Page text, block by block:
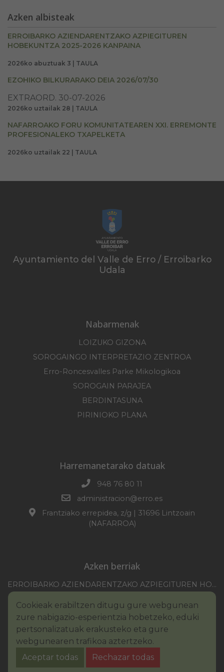
Azken albisteak
ERROIBARKO AZIENDARENTZAKO AZPIEGITUREN
HOBEKUNTZA 2025-2026 KANPAINA
2026ko abuztuak 3 | TAULA
EZOHIKO BILKURARAKO DEIA 2026/07/30
EXTRAORD. 30-07-2026
2026ko uztailak 28 | TAULA
NAFARROAKO FORU KOMUNITATEAREN XXI. ERREMONTE
PROFESIONALEKO TXAPELKETA
2026ko uztailak 22 | TAULA
Ayuntamiento del Valle de Erro / Erroibarko
Udala
Nabarmenak
LOIZUKO GIZONA
SOROGAINGO INTERPRETAZIO ZENTROA
Erro-Roncesvalles Parke Mikologikoa
SOROGAIN PARAJEA
BERDINTASUNA
PIRINIOKO PLANA
Harremanetarako datuak
948 76 80 11
administracion@erro.es
Frantziako errepidea, z/g | 31696 Lintzoain
(NAFARROA)
Azken berriak
ERROIBARKO AZIENDARENTZAKO AZPIEGITUREN HOBEKUNTZA 2025-2026 KANPAINA
BANDOA – URAREN KONTSUMO ARDURATSUA
2026KO IBILGAILUEN GAINEKO ZERGA
Cookieak erabiltzen ditugu gure webgunean
zure nabigazio-esperientzia hobetzeko, eduki
pertsonalizatuak erakusteko eta gure
webgunearen trafikoa aztertzeko.
Aceptar todas
Rechazar todas